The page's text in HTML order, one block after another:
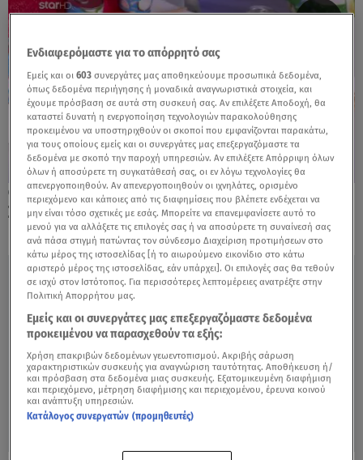
30.05.25, 12:37
Συνταγή για λαχταριστό vegan μουσακά
Ενδιαφερόμαστε για το απόρρητό σας
Εμείς και οι603 συνεργάτες μας αποθηκεύουμε προσωπικά δεδομένα,
όπως δεδομένα περιήγησης ή μοναδικά αναγνωριστικά στοιχεία, και
έχουμε πρόσβαση σε αυτά στη συσκευή σας. Αν επιλέξετε Αποδοχή, θα
καταστεί δυνατή η ενεργοποίηση τεχνολογιών παρακολούθησης
προκειμένου να υποστηριχθούν οι σκοποί που εμφανίζονται παρακάτω,
για τους οποίους εμείς και οι συνεργάτες μας επεξεργαζόμαστε τα
δεδομένα με σκοπό την παροχή υπηρεσιών. Αν επιλέξετε Απόρριψη όλων
όλων ή αποσύρετε τη συγκατάθεσή σας, οι εν λόγω τεχνολογίες θα
απενεργοποιηθούν. Αν απενεργοποιηθούν οι ιχνηλάτες, ορισμένο
περιεχόμενο και κάποιες από τις διαφημίσεις που βλέπετε ενδέχεται να
μην είναι τόσο σχετικές με εσάς. Μπορείτε να επανεμφανίσετε αυτό το
μενού για να αλλάξετε τις επιλογές σας ή να αποσύρετε τη συναίνεσή σας
ανά πάσα στιγμή πατώντας τον σύνδεσμο Διαχείριση προτιμήσεων στο
κάτω μέρος της ιστοσελίδας [ή το αιωρούμενο εικονίδιο στο κάτω
αριστερό μέρος της ιστοσελίδας, εάν υπάρχει]. Οι επιλογές σας θα τεθούν
σε ισχύ στον Ιστότοπος. Για περισσότερες λεπτομέρειες ανατρέξτε στην
Πολιτική Απορρήτου μας.
Εμείς και οι συνεργάτες μας επεξεργαζόμαστε δεδομένα
προκειμένου να παρασχεθούν τα εξής:
Χρήση επακριβών δεδομένων γεωεντοπισμού. Ακριβής σάρωση
χαρακτηριστικών συσκευής για αναγνώριση ταυτότητας. Αποθήκευση ή/
και πρόσβαση στα δεδομένα μιας συσκευής. Εξατομικευμένη διαφήμιση
και περιεχόμενο, μέτρηση διαφήμισης και περιεχομένου, έρευνα κοινού
και ανάπτυξη υπηρεσιών.
Κατάλογος συνεργατών (προμηθευτές)